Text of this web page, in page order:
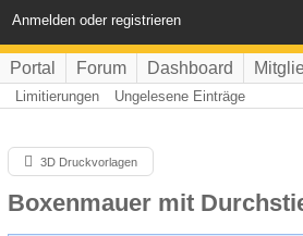
Anmelden oder registrieren
Portal Forum Dashboard
Limitierungen Ungelesene Einträge
3D Druckvorlagen
Boxenmauer mit